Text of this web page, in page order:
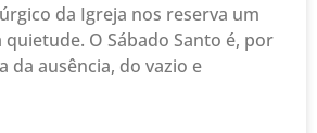
da Igreja nos reserva um
O Sábado Santo é, por
da ausência, do vazio e